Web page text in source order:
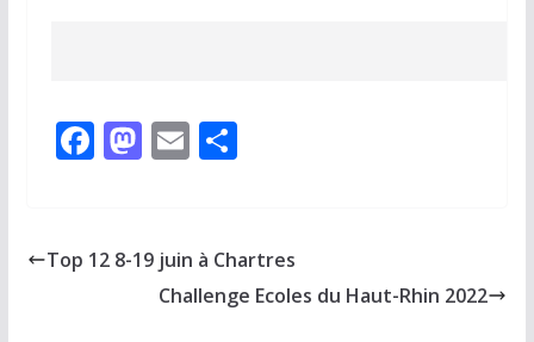
F
b
M
d
o
E
l
P
g
er
Top 12 8-19 juin à Chartres
Challenge Ecoles du Haut-Rhin 2022